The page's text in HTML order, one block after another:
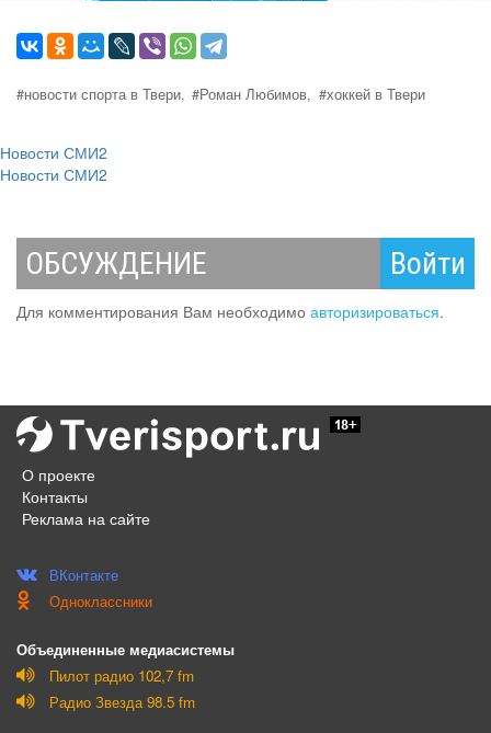
#новости спорта в Твери, #Роман Любимов, #хоккей в Твери
Новости СМИ2
Новости СМИ2
ОБСУЖДЕНИЕ Войти
Для комментирования Вам необходимо авторизироваться.
О проекте
Контакты
Реклама на сайте
ВКонтакте
Одноклассники
Объединенные медиасистемы
Пилот радио 102,7 fm
Радио Звезда 98.5 fm